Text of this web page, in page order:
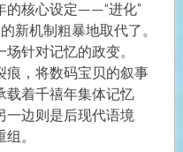
的核心设定——“进化”
新机制粗暴地取代了。
针对记忆的政变。
痕，将数码宝贝的叙事
载着千禧年集体记忆
一边则是后现代语境
。